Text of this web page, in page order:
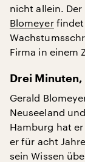
nicht allein. Der
Blomeyerfindet
Firma in einem
Drei
Gerald
Neuseeland
Hamburg hat
er für acht
sein Wissen